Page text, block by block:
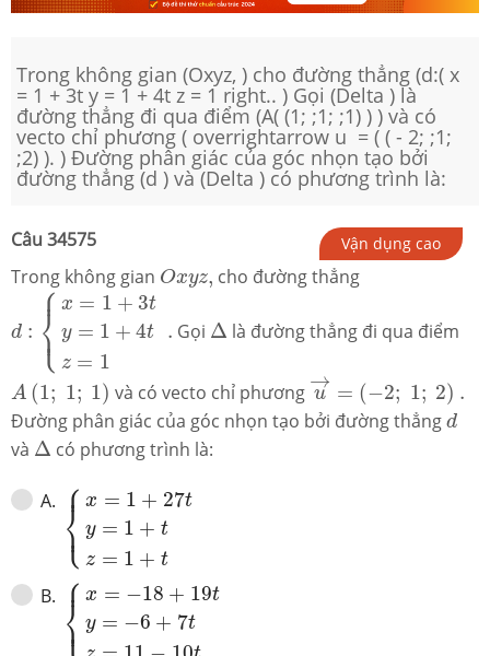
Trong không gian (Oxyz, ) cho đường thẳng (d:( x
= 1 + 3t y = 1 + 4t z = 1 right.. ) Gọi (Delta ) là
đường thẳng đi qua điểm (A( (1; ;1; ;1) ) ) và có
vecto chỉ phương ( overrightarrow u = ( ( - 2; ;1;
;2) ). ) Đường phân giác của góc nhọn tạo bởi
đường thẳng (d ) và (Delta ) có phương trình là:
Câu 34575 Vận dụng cao
Trong không gian Oxyz,
Oxyz cho đường thẳng
d : ⎧
⎪
⎨
⎪
⎩
x = 1 + 3t
y = 1 + 4t
z = 1
.
d{x=1+3ty=1+4tz=1.
Gọi Δ
Δ là đường thẳng đi qua điểm
A (1; 1; 1)
A 1;1 1) và có vecto chỉ phương
→
u = (−2; 1; 2) .
u→ −
Đường phân giác của góc nhọn tạo bởi đường thẳng d
d
và Δ
Δ có phương trình là:
A. ⎧
⎪
⎨
⎪
⎩
x = 1 + 27t
y = 1 + t
z = 1 + t
x 27 t =1+
B. ⎧
⎪
⎨
⎪
⎩
x = −18 + 19t
y = −6 + 7t
x 19 y =−6